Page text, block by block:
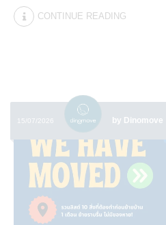
CONTINUE READING
15/07/2026 by Dinomove